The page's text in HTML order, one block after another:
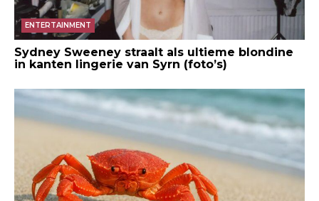
ENTERTAINMENT
Sydney Sweeney straalt als ultieme blondine
in kanten lingerie van Syrn (foto’s)